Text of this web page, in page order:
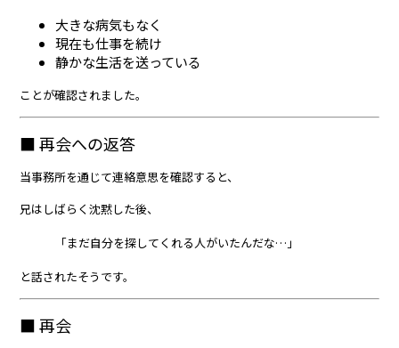
大きな病気もなく
現在も仕事を続け
静かな生活を送っている
ことが確認されました。
■ 再会への返答
当事務所を通じて連絡意思を確認すると、
兄はしばらく沈黙した後、
「まだ自分を探してくれる人がいたんだな…」
と話されたそうです。
■ 再会